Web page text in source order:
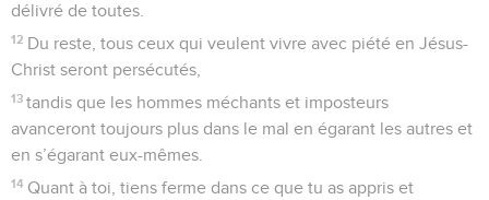
délivré de toutes.
12 Du reste, tous ceux qui veulent vivre avec piété en Jésus-
Christ seront persécutés,
13 tandis que les hommes méchants et imposteurs
avanceront toujours plus dans le mal en égarant les autres et
en s’égarant eux-mêmes.
14 Quant à toi, tiens ferme dans ce que tu as appris et